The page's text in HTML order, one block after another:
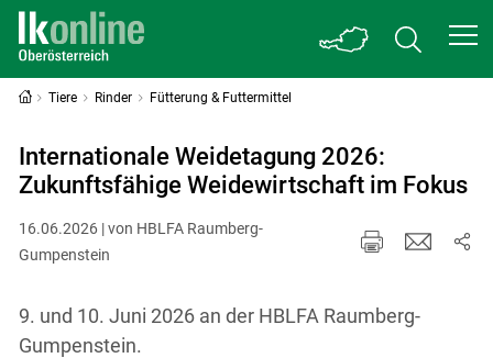
Tiere Rinder Fütterung & Futtermittel
Internationale Weidetagung 2026:
Zukunftsfähige Weidewirtschaft im Fokus
16.06.2026 | von HBLFA Raumberg-
Gumpenstein
9. und 10. Juni 2026 an der HBLFA Raumberg-
Gumpenstein.